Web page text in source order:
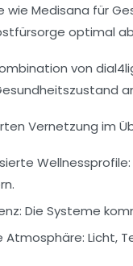
wie Medisana für
optimal
von
Vernetzung im
Wellnessprofile:
Die Systeme
Atmosphäre: Licht,